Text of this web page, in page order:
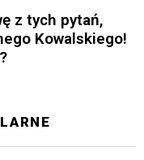
z tych pytań,
Kowalskiego!